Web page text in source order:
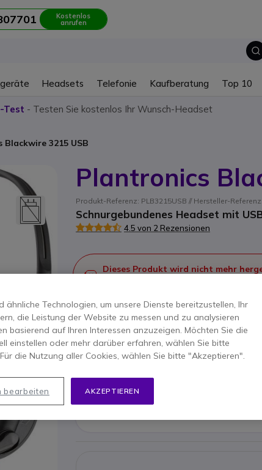
Kostenlos
anrufen
Headsets Telefonie Kaufberatung Top 10
Test - Testen Sie kostenlos Ihr Wunsch-Headset
Blackwire 3215 USB
Plantronics
Produkt-Referenz: PLB3215USB // Hersteller-
Schnurgebundenes Headset mit
4.5 von 2 Rezensionen
Dieses Produkt wird nicht mehr
Wir empfehlen Ihnen als
Poly Blackwire
50,55 €
Alternatives Modell
Technologien, um unsere Dienste bereitzustellen, Ihr
die Leistung der Website zu messen und zu analysieren
basierend auf Ihren Interessen anzuzeigen. Möchten Sie die
einstellen oder mehr darüber erfahren, wählen Sie bitte
die Nutzung aller Cookies, wählen Sie bitte "Akzeptieren".
AKZEPTIEREN
bearbeiten